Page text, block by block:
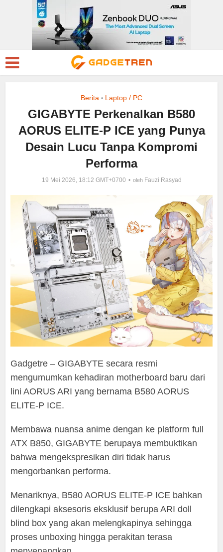
Berita • Laptop / PC
GIGABYTE Perkenalkan B580
AORUS ELITE-P ICE yang Punya
Desain Lucu Tanpa Kompromi
Performa
19 Mei 2026, 18:12 GMT+0700 oleh Fauzi Rasyad
Gadgetre – GIGABYTE secara resmi
mengumumkan kehadiran motherboard baru dari
lini AORUS ARI yang bernama B580 AORUS
ELITE-P ICE.
Membawa nuansa anime dengan ke platform full
ATX B850, GIGABYTE berupaya membuktikan
bahwa mengekspresikan diri tidak harus
mengorbankan performa.
Menariknya, B580 AORUS ELITE-P ICE bahkan
dilengkapi aksesoris eksklusif berupa ARI doll
blind box yang akan melengkapinya sehingga
proses unboxing hingga perakitan terasa